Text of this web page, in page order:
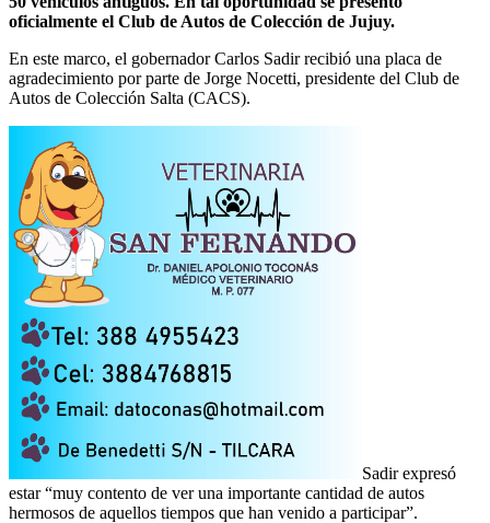
oficialmente el Club de Autos de Colección de Jujuy.
En este marco, el gobernador Carlos Sadir recibió una placa de
agradecimiento por parte de Jorge Nocetti, presidente del Club de
Autos de Colección Salta (CACS).
Sadir expresó
estar “muy contento de ver una importante cantidad de autos
hermosos de aquellos tiempos que han venido a participar”.